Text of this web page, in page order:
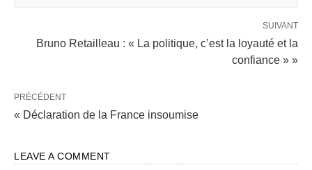
SUIVANT
Bruno Retailleau : « La politique, c’est la loyauté et la
confiance » »
PRÉCÉDENT
« Déclaration de la France insoumise
LEAVE A COMMENT